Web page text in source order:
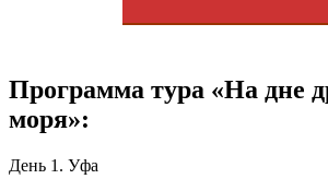
Программа тура «На дне
моря»:
День 1. Уфа